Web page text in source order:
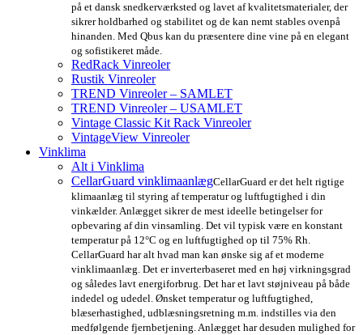
på et dansk snedkerværksted og lavet af kvalitetsmaterialer, der
sikrer holdbarhed og stabilitet og de kan nemt stables ovenpå
hinanden. Med Qbus kan du præsentere dine vine på en elegant
og sofistikeret måde.
RedRack Vinreoler
Rustik Vinreoler
TREND Vinreoler – SAMLET
TREND Vinreoler – USAMLET
Vintage Classic Kit Rack Vinreoler
VintageView Vinreoler
Vinklima
Alt i Vinklima
CellarGuard vinklimaanlægCellarGuard er det helt rigtige
klimaanlæg til styring af temperatur og luftfugtighed i din
vinkælder. Anlægget sikrer de mest ideelle betingelser for
opbevaring af din vinsamling. Det vil typisk være en konstant
temperatur på 12°C og en luftfugtighed op til 75% Rh.
CellarGuard har alt hvad man kan ønske sig af et moderne
vinklimaanlæg. Det er inverterbaseret med en høj virkningsgrad
og således lavt energiforbrug. Det har et lavt støjniveau på både
indedel og udedel. Ønsket temperatur og luftfugtighed,
blæserhastighed, udblæsningsretning m.m. indstilles via den
medfølgende fjernbetjening. Anlægget har desuden mulighed for